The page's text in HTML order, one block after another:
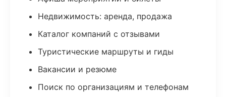
Недвижимость: аренда, продажа
Каталог компаний с отзывами
Туристические маршруты и гиды
Вакансии и резюме
Поиск по организациям и телефонам